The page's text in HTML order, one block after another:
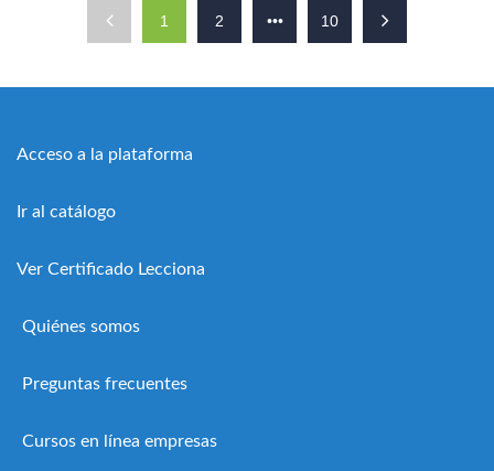
1 2 ••• 10
Acceso a la plataforma
Ir al catálogo
Ver Certificado Lecciona
Quiénes somos
Preguntas frecuentes
Cursos en línea empresas